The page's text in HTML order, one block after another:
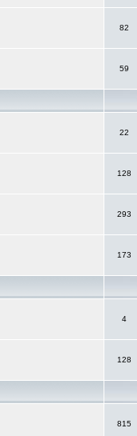
82
59
22
128
293
173
4
128
815